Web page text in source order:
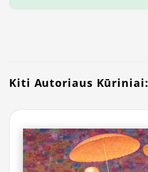
Kiti Autoriaus Kūriniai: